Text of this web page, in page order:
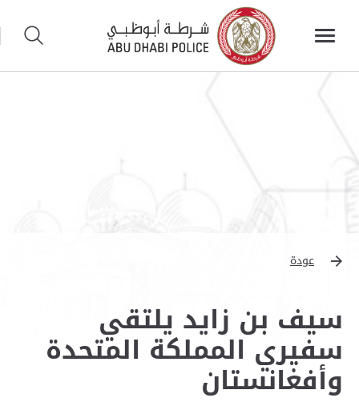
عودة
سيف بن زايد يلتقي
سفيري المملكة المتحدة
وأفغانستان